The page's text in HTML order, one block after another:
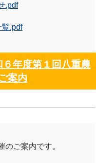
.pdf
.pdf
年度第１回八重農
案内
のご案内です。